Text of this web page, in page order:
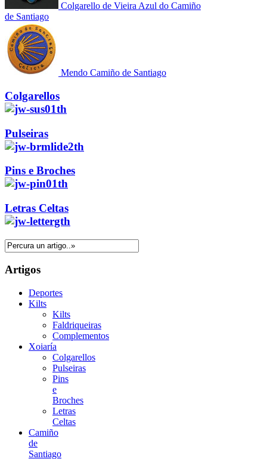
Colgarello de Vieira Azul do Camiño
de Santiago
Mendo Camiño de Santiago
Colgarellos
Pulseiras
Pins e Broches
Letras Celtas
Artigos
Deportes
Kilts
Kilts
Faldriqueiras
Complementos
Xoiaría
Colgarellos
Pulseiras
Pins
e
Broches
Letras
Celtas
Camiño
de
Santiago